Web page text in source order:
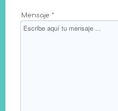
Mensaje *